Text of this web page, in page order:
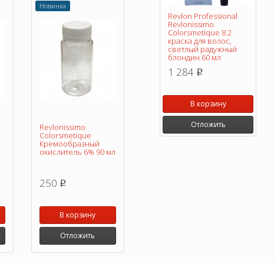
Новинка
Revlonissimo
Colorsmetique
Кремообразный
окислитель 6% 90 мл
250 p
В корзину
Отложить
Revlon Professional
Revlonissimo
Colorsmetique 8.2
краска для волос,
светлый радужный
блондин 60 мл
1 284 p
В корзину
Отложить